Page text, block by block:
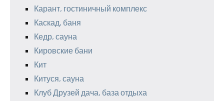
Карант, гостиничный комплекс
Каскад, баня
Кедр, сауна
Кировские бани
Кит
Китуся, сауна
Клуб Друзей дача, база отдыха